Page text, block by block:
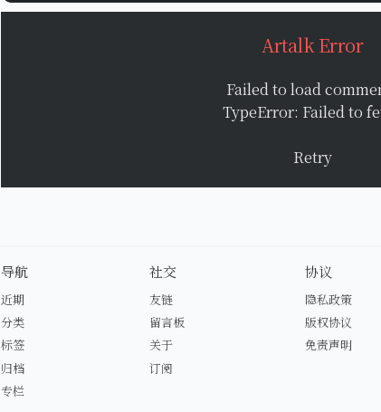
Artalk Error
Failed to load
TypeError: Failed to
Retry
导航
近期
分类
标签
归档
专栏
社交
友链
留言板
关于
订阅
协议
隐私政策
版权协议
免责声明